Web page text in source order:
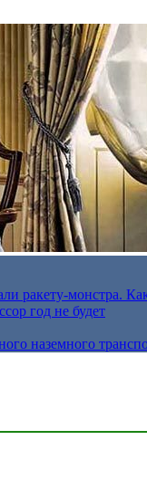
ракету-монстра.
год не будет
наземного